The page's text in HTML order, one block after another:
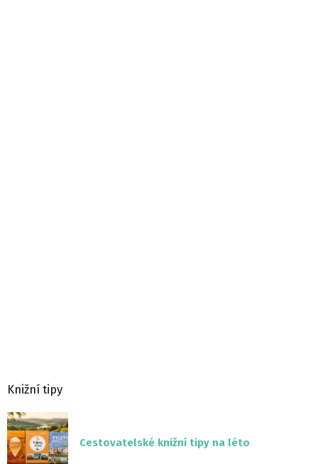
Knižní tipy
Cestovatelské knižní tipy na léto